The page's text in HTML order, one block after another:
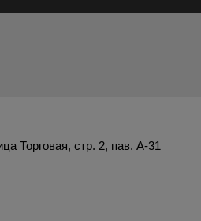
Торговая, стр. 2, пав. А-31